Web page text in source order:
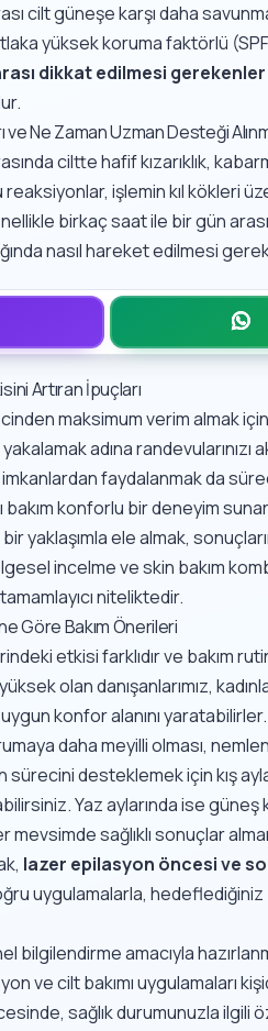
cilt güneşe karşı daha
yüksek koruma faktörlü (SPF
dikkat edilmesi gerekenler
ve Ne Zaman Uzman Desteği
ciltte hafif kızarıklık,
reaksiyonlar, işlemin kıl kökleri
birkaç saat ile bir gün
nasıl hareket edilmesi
Artıran İpuçları
maksimum verim almak
adına
faydalanmak da
konforlu bir deneyim
yaklaşımla ele almak,
incelme ve skin bakım
niteliktedir.
Göre Bakım Önerileri
etkisi farklıdır ve bakım
olan danışanlarımız,
konfor alanını yaratabilirler.
daha meyilli olması,
sürecini desteklemek içinkış
Yaz aylarında ise
sağlıklı sonuçlar
lazer epilasyon öncesi ve
uygulamalarla,
bilgilendirme amacıyla
ve cilt bakımı uygulamaları
sağlık durumunuzla ilgili